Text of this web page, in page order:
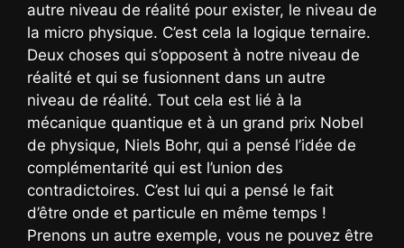
autre niveau de réalité pour exister, le niveau de
la micro physique. C’est cela la logique ternaire.
Deux choses qui s’opposent à notre niveau de
réalité et qui se fusionnent dans un autre
niveau de réalité. Tout cela est lié à la
mécanique quantique et à un grand prix Nobel
de physique, Niels Bohr, qui a pensé l’idée de
complémentarité qui est l’union des
contradictoires. C’est lui qui a pensé le fait
d’être onde et particule en même temps !
Prenons un autre exemple, vous ne pouvez être